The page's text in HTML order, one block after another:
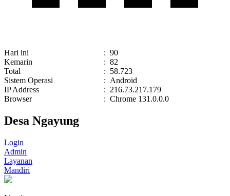
Hari ini : 90
Kemarin
: 82
Total
: 58.723
Sistem Operasi
: Android
IP Address
: 216.73.217.179
Browser
: Chrome 131.0.0.0
Desa Ngayung
Login
Admin
Layanan
Mandiri